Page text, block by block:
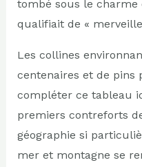
tombé sous le charme
qualifiait de «
Les collines
centenaires et de pins
compléter ce tableau
premiers contreforts
géographie si
mer et montagne se